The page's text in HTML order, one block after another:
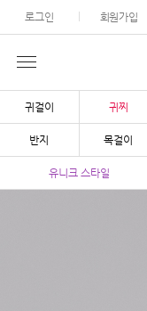
로그인 회원가입
귀걸이 귀찌
반지 목걸이
유니크 스타일